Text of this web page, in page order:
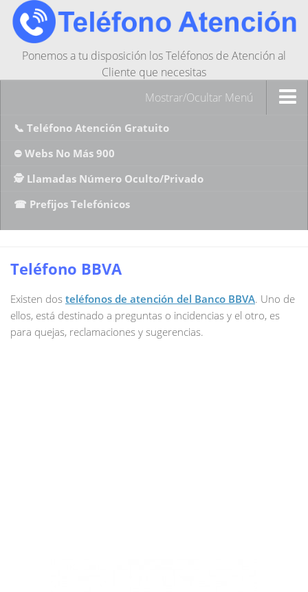
Ponemos a tu disposición los Teléfonos de Atención al
Cliente que necesitas
Mostrar/Ocultar Menú
📞 Teléfono Atención Gratuito
⛔ Webs No Más 900
🕵️ Llamadas Número Oculto/Privado
☎ Prefijos Telefónicos
Teléfono BBVA
Existen dos teléfonos de atención del Banco BBVA. Uno de
ellos, está destinado a preguntas o incidencias y el otro, es
para quejas, reclamaciones y sugerencias.